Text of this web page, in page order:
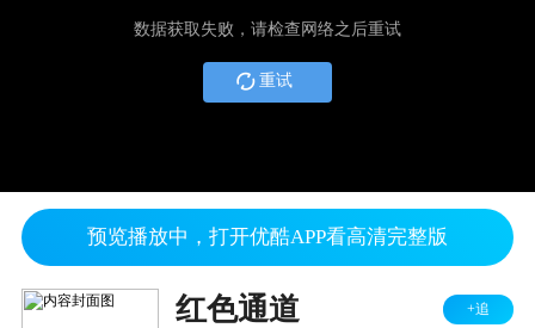
数据获取失败，请检查网络之后重试
重试
预览播放中，打开优酷APP看高清完整版
红色通道 +追